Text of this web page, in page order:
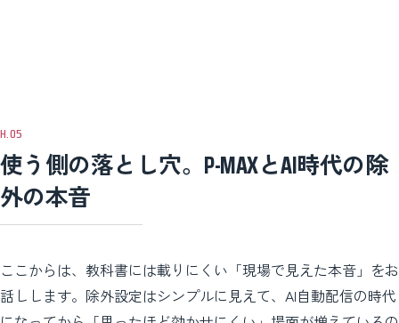
使う側の落とし穴。P-MAXとAI時代の除
外の本音
ここからは、教科書には載りにくい「現場で見えた本音」をお
話しします。除外設定はシンプルに見えて、AI自動配信の時代